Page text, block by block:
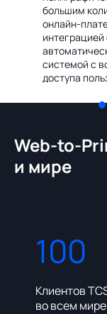
большим
онлайн-
системой с
доступа
Web-to-
и мире
100
Клиентов
во всем мире